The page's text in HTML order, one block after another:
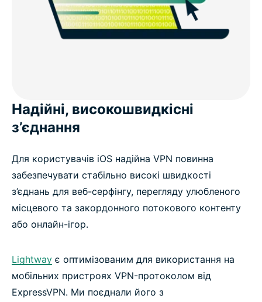
Надійні, високошвидкісні
з’єднання
Для користувачів iOS надійна VPN повинна
забезпечувати стабільно високі швидкості
з’єднань для веб-серфінгу, перегляду улюбленого
місцевого та закордонного потокового контенту
або онлайн-ігор.
Lightway є оптимізованим для використання на
мобільних пристроях VPN-протоколом від
ExpressVPN. Ми поєднали його з